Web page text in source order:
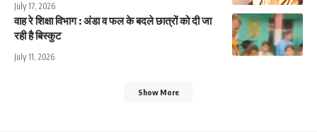
July 17, 2026
वाह रे शिक्षा विभाग : अंडा व फल के बदले छात्रों को दी जा
रही है बिस्कुट
July 11, 2026
Show More